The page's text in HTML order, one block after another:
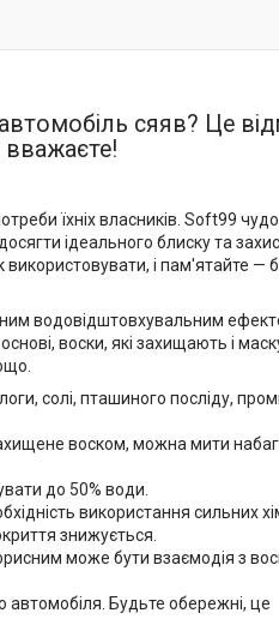
сяяв? Це
вважаєте!
їхніх власників. Soft99
ідеального блиску та
і пам'ятайте —
водовідштовхувальним
воски, які захищають і
солі, пташиного посліду,
воском, можна мити
до 50% води.
використання сильних
знижується.
може бути взаємодія з
автомобіля. Будьте обережні, це